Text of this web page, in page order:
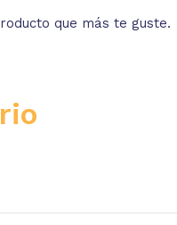
que más te guste.